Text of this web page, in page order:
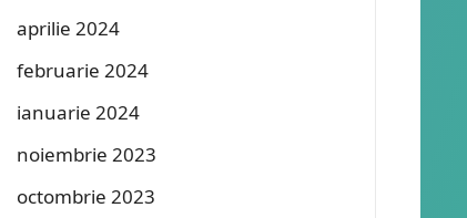
aprilie 2024
februarie 2024
ianuarie 2024
noiembrie 2023
octombrie 2023